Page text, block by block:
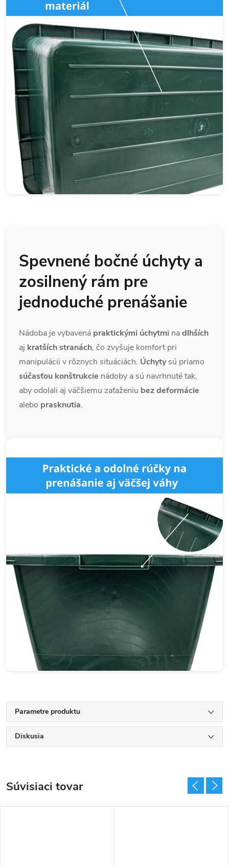
Spevnené bočné úchyty a
zosilnený rám pre
jednoduché prenášanie
Nádoba je vybavená praktickými úchytmi nadlhších
aj kratšíchstranách, čo zvyšuje komfort pri
manipulácii v rôznych situáciách. Úchytysú priamo
súčasťou konštrukcie nádoby a sú navrhnuté tak,
aby odolali aj väčšiemu zaťaženiu bez deformácie
alebo prasknutia.
Parametre produktu
Diskusia
Súvisiaci tovar